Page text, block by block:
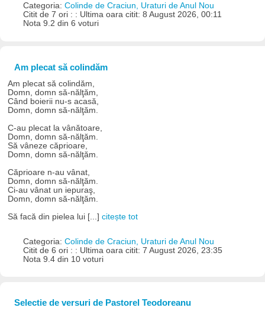
Categoria: Colinde de Craciun, Uraturi de Anul Nou
Citit de 7 ori : : Ultima oara citit: 8 August 2026, 00:11
Nota 9.2 din 6 voturi
Am plecat să colindăm
Am plecat să colindăm,
Domn, domn să-nălţăm,
Când boierii nu-s acasă,
Domn, domn să-nălţăm.
C-au plecat la vânătoare,
Domn, domn să-nălţăm.
Să vâneze căprioare,
Domn, domn să-nălţăm.
Căprioare n-au vânat,
Domn, domn să-nălţăm.
Ci-au vânat un iepuraş,
Domn, domn să-nălţăm.
Să facă din pielea lui [...]citește tot
Categoria: Colinde de Craciun, Uraturi de Anul Nou
Citit de 6 ori : : Ultima oara citit: 7 August 2026, 23:35
Nota 9.4 din 10 voturi
Selectie de versuri de Pastorel Teodoreanu